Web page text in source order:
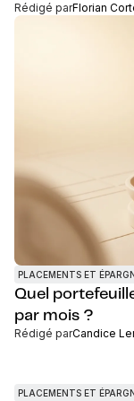
Rédigé parFlorian
PLACEMENTS ET
Quel
par mois ?
Rédigé parCandice
PLACEMENTS ET